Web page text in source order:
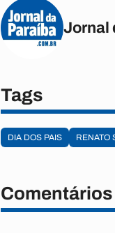
Jornal
Tags
DIA DOS PAIS RENATO
Comentários